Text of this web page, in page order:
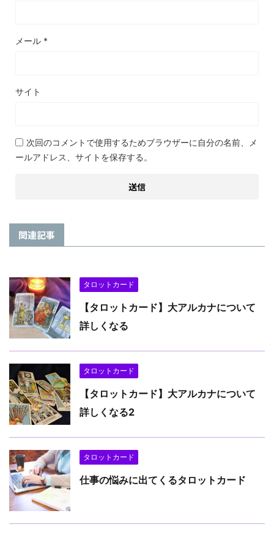
メール *
サイト
次回のコメントで使用するためブラウザーに自分の名前、メ
ールアドレス、サイトを保存する。
関連記事
タロットカード
【タロットカード】大アルカナについて
詳しくなる
タロットカード
【タロットカード】大アルカナについて
詳しくなる2
タロットカード
仕事の悩みに出てくるタロットカード